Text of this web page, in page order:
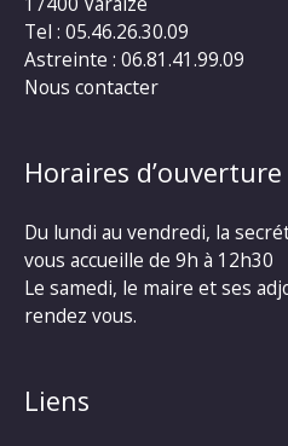
Tel : 05.46.26.30.09
Astreinte : 06.81.41.99.09
Nous contacter
Horaires
Du lundi au vendredi, la
vous accueille de 9h à 12h30
Le samedi, le maire et ses
rendez vous.
Liens